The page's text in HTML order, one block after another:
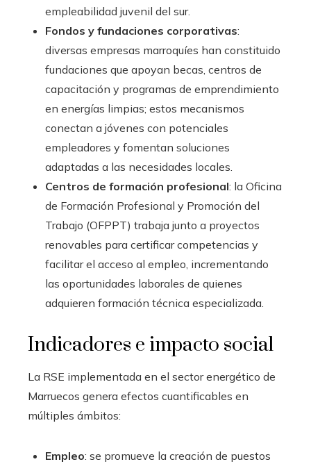
empleabilidad juvenil del sur.
Fondos y fundaciones corporativas:
diversas empresas marroquíes han constituido
fundaciones que apoyan becas, centros de
capacitación y programas de emprendimiento
en energías limpias; estos mecanismos
conectan a jóvenes con potenciales
empleadores y fomentan soluciones
adaptadas a las necesidades locales.
Centros de formación profesional: la Oficina
de Formación Profesional y Promoción del
Trabajo (OFPPT) trabaja junto a proyectos
renovables para certificar competencias y
facilitar el acceso al empleo, incrementando
las oportunidades laborales de quienes
adquieren formación técnica especializada.
Indicadores e impacto social
La RSE implementada en el sector energético de
Marruecos genera efectos cuantificables en
múltiples ámbitos:
Empleo: se promueve la creación de puestos